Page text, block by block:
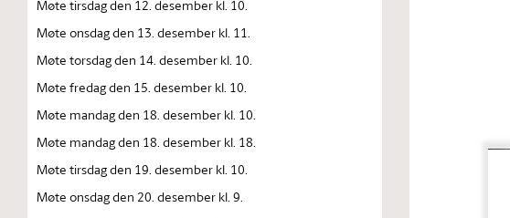
Møte tirsdag den 12. desember kl. 10.
Møte onsdag den 13. desember kl. 11.
Møte torsdag den 14. desember kl. 10.
Møte fredag den 15. desember kl. 10.
Møte mandag den 18. desember kl. 10.
Møte mandag den 18. desember kl. 18.
Møte tirsdag den 19. desember kl. 10.
Møte onsdag den 20. desember kl. 9.